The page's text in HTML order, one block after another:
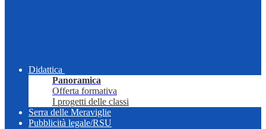
Didattica
Panoramica
Offerta formativa
I progetti delle classi
Serra delle Meraviglie
Pubblicità legale/RSU